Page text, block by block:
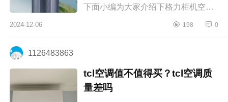
下面小编为大家介绍下格力柜机空调
空调哪个系列好,性价比最高 过年
2024-12-06 198 0
1126483863
tcl空调值不值得买？tcl空调质
量差吗